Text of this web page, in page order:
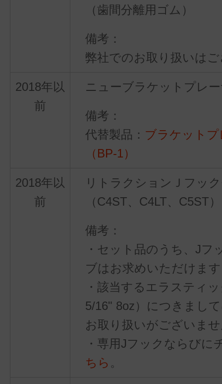
（歯間分離用ゴム）
弊社でのお取り扱いは
2018年以
前
ニューブラケットプレ
代替製品： ブラケット
（BP-1）
2018年以
前
リトラクションＪフッ
（C4ST、C4LT、C5ST）
・セット品のうち、Jフ
ブはお求めいただけま
・該当するエラスティ
5/16" 8oz）につきまし
お取り扱いがございま
・専用Jフックならびに
ちら 。